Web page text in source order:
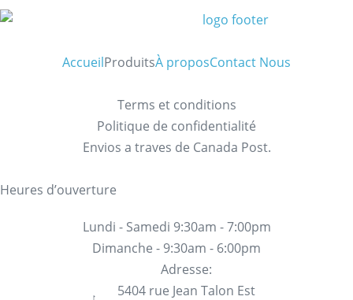
AccueilProduitsÀ proposContact Nous
Terms et conditions
Politique de confidentialité
Envios a traves de Canada Post.
Heures d’ouverture
Lundi - Samedi 9:30am - 7:00pm
Dimanche - 9:30am - 6:00pm
Adresse:
5404 rue Jean Talon Est